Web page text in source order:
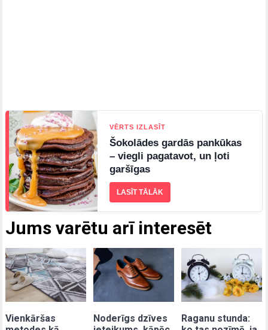
Jums varētu arī interesēt
Vienkāršas
Noderīgs dzīves
Raganu stunda:
VĒRTS IZLASĪT
Šokolādes gardās pankūkas
– viegli pagatavot, un ļoti
garšīgas
LASĪT TĀLĀK